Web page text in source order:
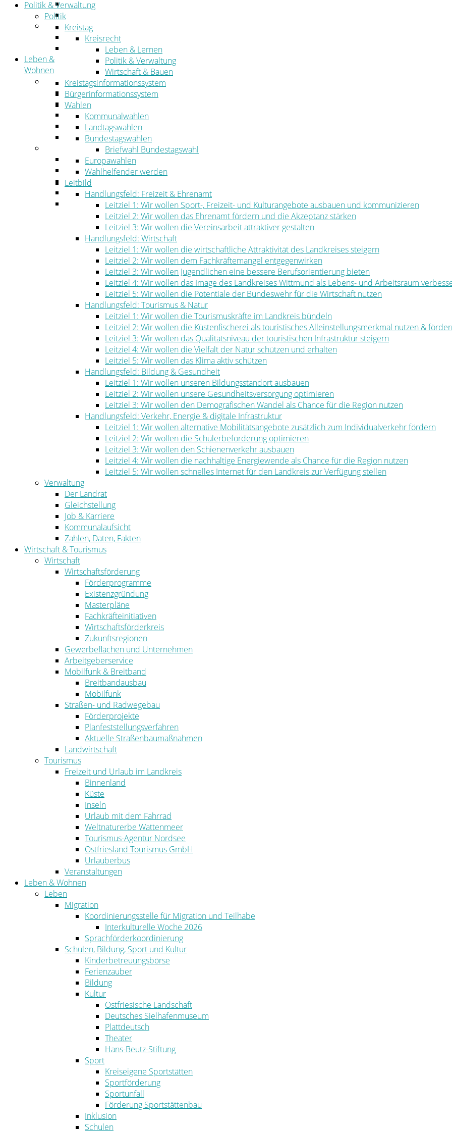
Straßen- und Radwegebau
Landwirtschaft
Tourismus
Freizeit und Urlaub im Landkreis
Veranstaltungen
Leben &
Wohnen
Leben
Migration
Schulen, Bildung, Sport und Kultur
Soziales
Gesundheit
Jugend, Familie und Senioren
Bauen und Planen
Abfall
Verkehr
Umwelt
Ordnung
Politik & Verwaltung
Politik
Kreistag
Kreisrecht
Leben & Lernen
Politik & Verwaltung
Wirtschaft & Bauen
Kreistagsinformationssystem
Bürgerinformationssystem
Wahlen
Kommunalwahlen
Landtagswahlen
Bundestagswahlen
Briefwahl Bundestagswahl
Europawahlen
Wahlhelfender werden
Leitbild
Handlungsfeld: Freizeit & Ehrenamt
Leitziel 1: Wir wollen Sport-, Freizeit- und Kulturangebote ausbauen und kommunizieren
Leitziel 2: Wir wollen das Ehrenamt fördern und die Akzeptanz stärken
Leitziel 3: Wir wollen die Vereinsarbeit attraktiver gestalten
Handlungsfeld: Wirtschaft
Leitziel 1: Wir wollen die wirtschaftliche Attraktivität des Landkreises steigern
Leitziel 2: Wir wollen dem Fachkräftemangel entgegenwirken
Leitziel 3: Wir wollen Jugendlichen eine bessere Berufsorientierung bieten
Leitziel 4: Wir wollen das Image des Landkreises Wittmund als Lebens- und Arbeitsraum
Leitziel 5: Wir wollen die Potentiale der Bundeswehr für die Wirtschaft nutzen
Handlungsfeld: Tourismus & Natur
Leitziel 1: Wir wollen die Tourismuskräfte im Landkreis bündeln
Leitziel 2: Wir wollen die Küstenfischerei als touristisches Alleinstellungsmerkmal nutzen &
Leitziel 3: Wir wollen das Qualitätsniveau der touristischen Infrastruktur steigern
Leitziel 4: Wir wollen die Vielfalt der Natur schützen und erhalten
Leitziel 5: Wir wollen das Klima aktiv schützen
Handlungsfeld: Bildung & Gesundheit
Leitziel 1: Wir wollen unseren Bildungsstandort ausbauen
Leitziel 2: Wir wollen unsere Gesundheitsversorgung optimieren
Leitziel 3: Wir wollen den Demografischen Wandel als Chance für die Region nutzen
Handlungsfeld: Verkehr, Energie & digitale Infrastruktur
Leitziel 1: Wir wollen alternative Mobilitätsangebote zusätzlich zum Individualverkehr fördern
Leitziel 2: Wir wollen die Schülerbeförderung optimieren
Leitziel 3: Wir wollen den Schienenverkehr ausbauen
Leitziel 4: Wir wollen die nachhaltige Energiewende als Chance für die Region nutzen
Leitziel 5: Wir wollen schnelles Internet für den Landkreis zur Verfügung stellen
Verwaltung
Der Landrat
Gleichstellung
Job & Karriere
Kommunalaufsicht
Zahlen, Daten, Fakten
Wirtschaft & Tourismus
Wirtschaft
Wirtschaftsförderung
Förderprogramme
Existenzgründung
Masterpläne
Fachkräfteinitiativen
Wirtschaftsförderkreis
Zukunftsregionen
Gewerbeflächen und Unternehmen
Arbeitgeberservice
Mobilfunk & Breitband
Breitbandausbau
Mobilfunk
Straßen- und Radwegebau
Förderprojekte
Planfeststellungsverfahren
Aktuelle Straßenbaumaßnahmen
Landwirtschaft
Tourismus
Freizeit und Urlaub im Landkreis
Binnenland
Küste
Inseln
Urlaub mit dem Fahrrad
Weltnaturerbe Wattenmeer
Tourismus-Agentur Nordsee
Ostfriesland Tourismus GmbH
Urlauberbus
Veranstaltungen
Leben & Wohnen
Leben
Migration
Koordinierungsstelle für Migration und Teilhabe
Interkulturelle Woche 2026
Sprachförderkoordinierung
Schulen, Bildung, Sport und Kultur
Kinderbetreuungsbörse
Ferienzauber
Bildung
Kultur
Ostfriesische Landschaft
Deutsches Sielhafenmuseum
Plattdeutsch
Theater
Hans-Beutz-Stiftung
Sport
Kreiseigene Sportstätten
Sportförderung
Sportunfall
Förderung Sportstättenbau
Inklusion
Schulen